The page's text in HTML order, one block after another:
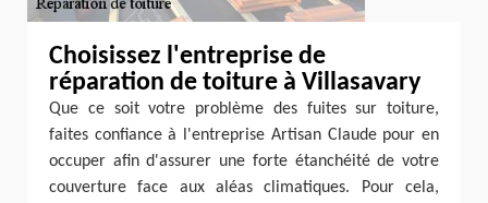
Choisissez l'entreprise de
réparation de toiture à Villasavary
Que ce soit votre problème des fuites sur toiture,
faites confiance à l'entreprise Artisan Claude pour en
occuper afin d'assurer une forte étanchéité de votre
couverture face aux aléas climatiques. Pour cela,